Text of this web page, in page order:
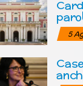
5